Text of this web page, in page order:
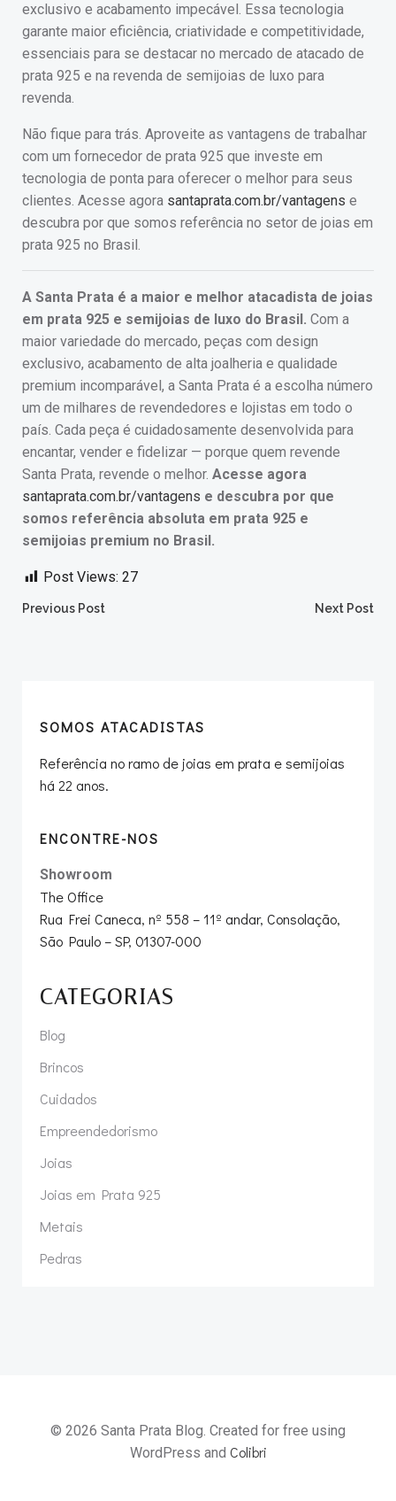
exclusivo e acabamento impecável. Essa tecnologia
garante maior eficiência, criatividade e competitividade,
essenciais para se destacar no mercado de atacado de
prata 925 e na revenda de semijoias de luxo para
revenda.
Não fique para trás. Aproveite as vantagens de trabalhar
com um fornecedor de prata 925 que investe em
tecnologia de ponta para oferecer o melhor para seus
clientes. Acesse agora santaprata.com.br/vantagens e
descubra por que somos referência no setor de joias em
prata 925 no Brasil.
A Santa Prata é a maior e melhor atacadista de joias
em prata 925 e semijoias de luxo do Brasil. Com a
maior variedade do mercado, peças com design
exclusivo, acabamento de alta joalheria e qualidade
premium incomparável, a Santa Prata é a escolha número
um de milhares de revendedores e lojistas em todo o
país. Cada peça é cuidadosamente desenvolvida para
encantar, vender e fidelizar — porque quem revende
Santa Prata, revende o melhor. Acesse agora
santaprata.com.br/vantagens e descubra por que
somos referência absoluta em prata 925 e
semijoias premium no Brasil.
Post Views: 27
Post
Previous Post Next Post
SOMOS ATACADISTAS
Referência no ramo de joias em prata e semijoias
há 22 anos.
ENCONTRE-NOS
Showroom
The Office
Rua Frei Caneca, nº 558 – 11º andar, Consolação,
São Paulo – SP, 01307-000
CATEGORIAS
Blog
Brincos
Cuidados
Empreendedorismo
Joias
Joias em Prata 925
Metais
Pedras
© 2026 Santa Prata Blog. Created for free using
WordPress and Colibri